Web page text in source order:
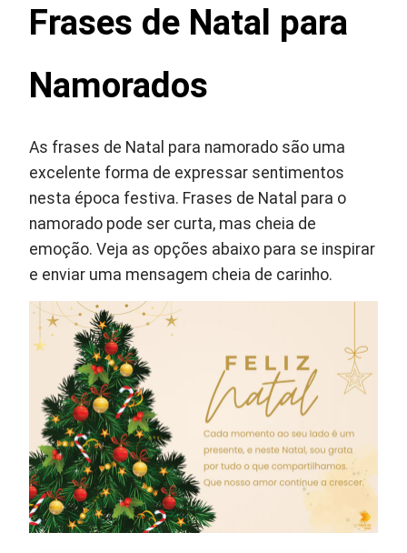
Frases de Natal para
Namorados
As frases de Natal para namorado são uma
excelente forma de expressar sentimentos
nesta época festiva. Frases de Natal para o
namorado pode ser curta, mas cheia de
emoção. Veja as opções abaixo para se inspirar
e enviar uma mensagem cheia de carinho.